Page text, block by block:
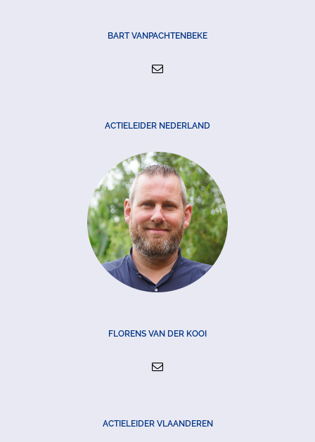
BART VANPACHTENBEKE
ACTIELEIDER NEDERLAND
FLORENS VAN DER KOOI
ACTIELEIDER VLAANDEREN